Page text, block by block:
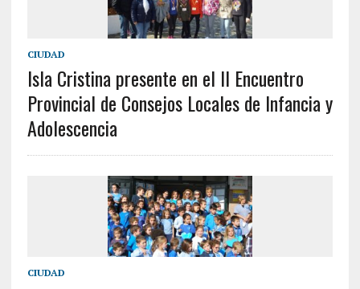
CIUDAD
Isla Cristina presente en el II Encuentro
Provincial de Consejos Locales de Infancia y
Adolescencia
CIUDAD